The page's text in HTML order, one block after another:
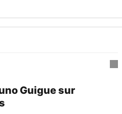
Guigue sur